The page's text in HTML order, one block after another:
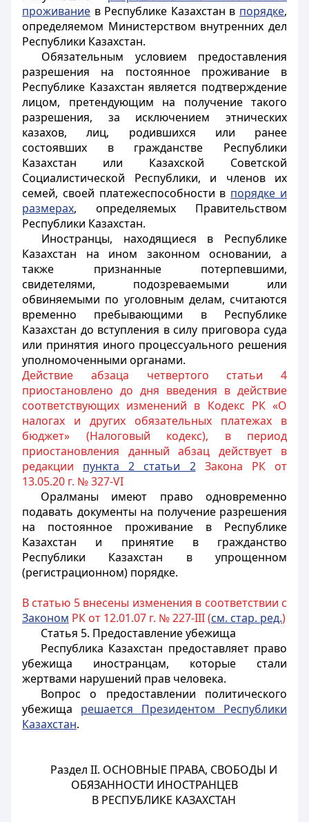
проживание в Республике Казахстан в порядке,
определяемом Министерством внутренних дел
Республики Казахстан.
Обязательным условием предоставления
разрешения на постоянное проживание в
Республике Казахстан является подтверждение
лицом, претендующим на получение такого
разрешения, за исключением этнических
казахов, лиц, родившихся или ранее
состоявших в гражданстве Республики
Казахстан или Казахской Советской
Социалистической Республики, и членов их
семей, своей платежеспособности в порядке и
размерах, определяемых Правительством
Республики Казахстан.
Иностранцы, находящиеся в Республике
Казахстан на ином законном основании, а
также признанные потерпевшими,
свидетелями, подозреваемыми или
обвиняемыми по уголовным делам, считаются
временно пребывающими в Республике
Казахстан до вступления в силу приговора суда
или принятия иного процессуального решения
уполномоченными органами.
Действие абзаца четвертого статьи 4
приостановлено до дня введения в действие
соответствующих изменений в Кодекс РК «О
налогах и других обязательных платежах в
бюджет» (Налоговый кодекс), в период
приостановления данный абзац действует в
редакции пункта 2 статьи 2Закона РК от
13.05.20 г. № 327-VI
Оралманы имеют право одновременно
подавать документы на получение разрешения
на постоянное проживание в Республике
Казахстан и принятие в гражданство
Республики Казахстан в упрощенном
(регистрационном) порядке.
В статью 5 внесены изменения в соответствии с
Законом РК от 12.01.07 г. № 227-III (см. стар. ред.)
Статья 5. Предоставление убежища
Республика Казахстан предоставляет право
убежища иностранцам, которые стали
жертвами нарушений прав человека.
Вопрос о предоставлении политического
убежища решается Президентом Республики
Казахстан.
Раздел II. ОСНОВНЫЕ ПРАВА, СВОБОДЫ И
ОБЯЗАННОСТИ ИНОСТРАНЦЕВ
В РЕСПУБЛИКЕ КАЗАХСТАН